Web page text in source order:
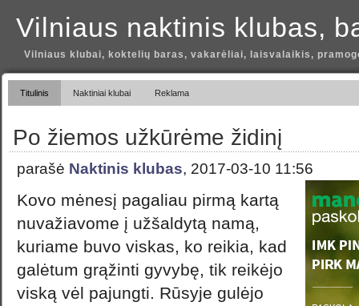
Vilniaus naktinis klubas,
Vilniaus klubai, koktelių baras, vakarėliai, laisvalaikis,
Titulinis Naktiniai klubai Reklama
Po žiemos užkūrėme židinį
parašė Naktinis klubas, 2017-03-10 11:56
Kovo mėnesį pagaliau pirmą kartą
nuvažiavome į užšaldytą namą,
kuriame buvo viskas, ko reikia, kad
galėtum grąžinti gyvybę, tik reikėjo
viską vėl pajungti. Rūsyje gulėjo